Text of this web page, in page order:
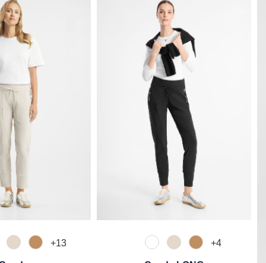
Weiß
340 Kalk375 Warm Taupe
+13
110 Weiß
340 Kalk375 Warm Taupe
+4